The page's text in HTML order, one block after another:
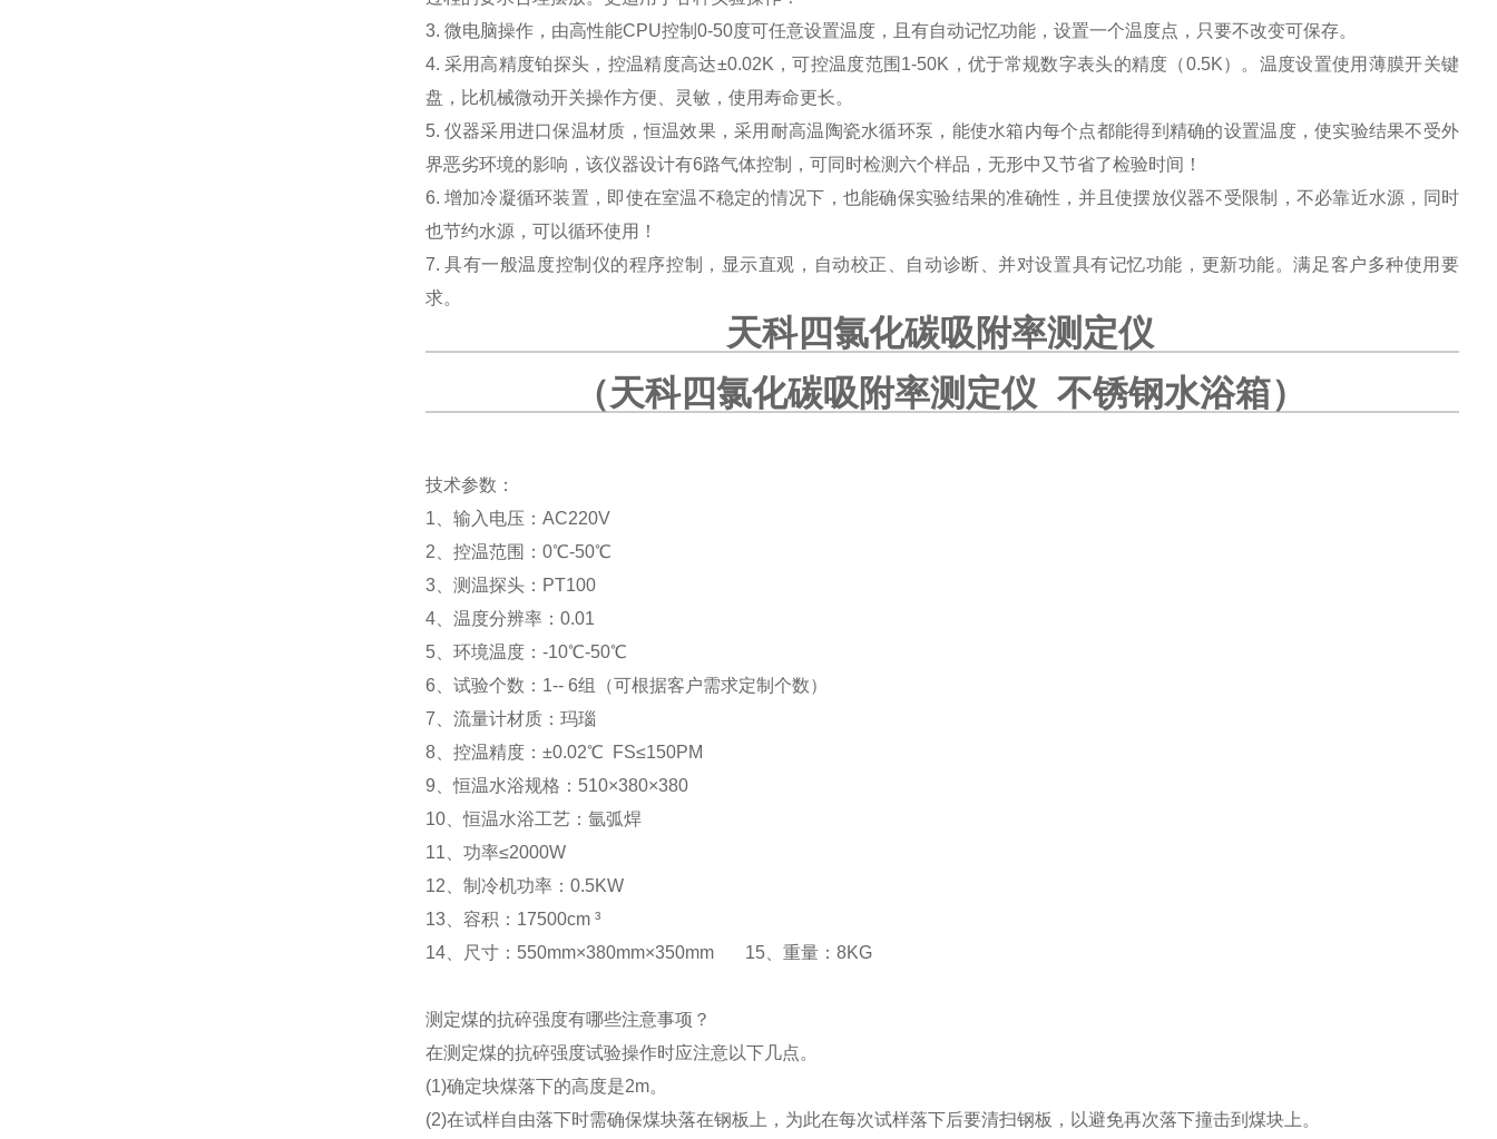
3. 微电脑操作，由高性能CPU控制0-50度可任意设置温度，且有自动记忆功能，设置一个温度点，只要不改变可保存。
4. 采用高精度铂探头，控温精度高达±0.02K，可控温度范围1-50K，优于常规数字表头的精度（0.5K）。温度设置使用薄膜开关键
盘，比机械微动开关操作方便、灵敏，使用寿命更长。
5. 仪器采用进口保温材质，恒温效果，采用耐高温陶瓷水循环泵，能使水箱内每个点都能得到精确的设置温度，使实验结果不受外
界恶劣环境的影响，该仪器设计有6路气体控制，可同时检测六个样品，无形中又节省了检验时间！
6. 增加冷凝循环装置，即使在室温不稳定的情况下，也能确保实验结果的准确性，并且使摆放仪器不受限制，不必靠近水源，同时
也节约水源，可以循环使用！
7. 具有一般温度控制仪的程序控制，显示直观，自动校正、自动诊断、并对设置具有记忆功能，更新功能。满足客户多种使用要
求。
天科四氯化碳吸附率测定仪
（天科四氯化碳吸附率测定仪 不锈钢水浴箱）
技术参数：
1、输入电压：AC220V
2、控温范围：0℃-50℃
3、测温探头：PT100
4、温度分辨率：0.01
5、环境温度：-10℃-50℃
6、试验个数：1-- 6组（可根据客户需求定制个数）
7、流量计材质：玛瑙
8、控温精度：±0.02℃ FS≤150PM
9、恒温水浴规格：510×380×380
10、恒温水浴工艺：氩弧焊
11、功率≤2000W
12、制冷机功率：0.5KW
13、容积：17500cm ³
14、尺寸：550mm×380mm×350mm 15、重量：8KG
测定煤的抗碎强度有哪些注意事项？
在测定煤的抗碎强度试验操作时应注意以下几点。
(1)确定块煤落下的高度是2m。
(2)在试样自由落下时需确保煤块落在钢板上，为此在每次试样落下后要清扫钢板，以避免再次落下撞击到煤块上。